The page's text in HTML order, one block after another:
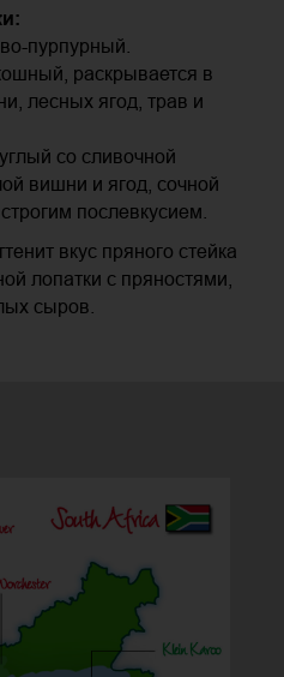
пурпурный.
раскрывается в
лесных ягод, трав и
со сливочной
вишни и ягод, сочной
послевкусием.
вкус пряного стейка
лопатки с пряностями,
сыров.